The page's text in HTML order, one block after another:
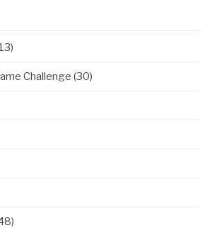
Challenge (30)